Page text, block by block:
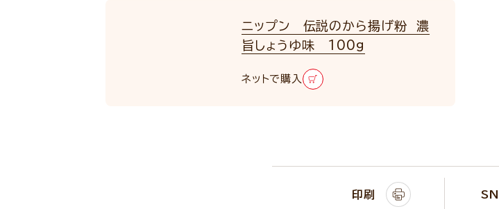
ニップン 伝説のから揚げ粉 濃
旨しょうゆ味 100g
ネットで購入
印刷